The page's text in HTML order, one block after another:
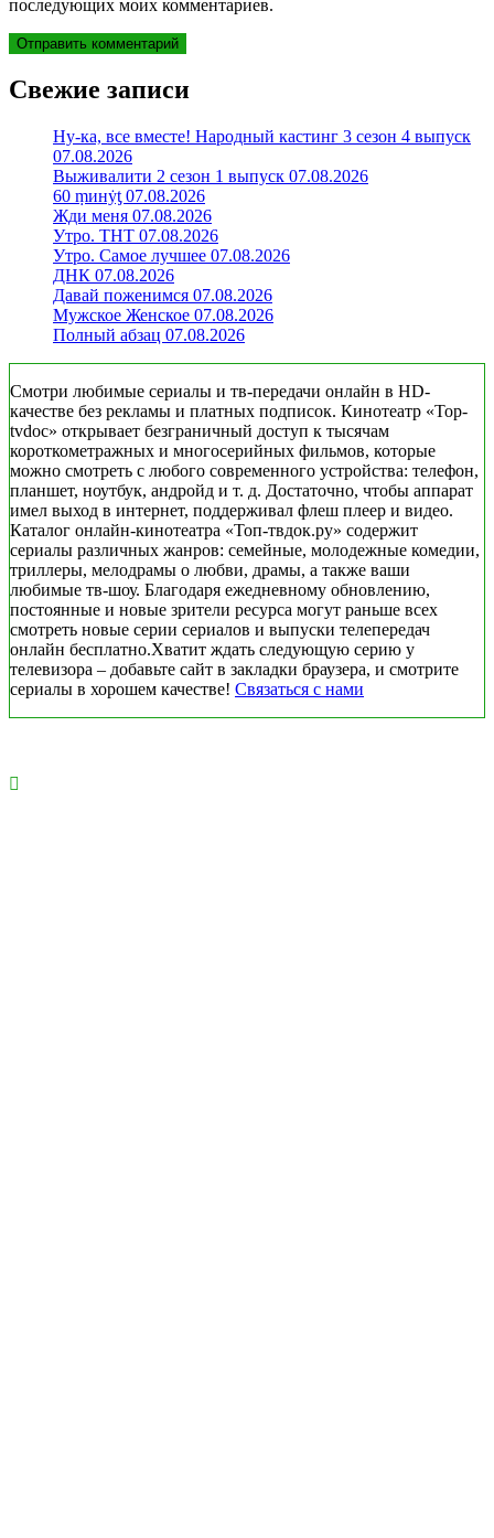
последующих моих комментариев.
Свежие записи
Ну-ка, все вместе! Народный кастинг 3 сезон 4 выпуск
07.08.2026
Выживалити 2 сезон 1 выпуск 07.08.2026
60 ṃинẏƫ 07.08.2026
Жди меня 07.08.2026
Утро. ТНТ 07.08.2026
Утро. Самое лучшее 07.08.2026
ДНК 07.08.2026
Давай поженимся 07.08.2026
Мужское Женское 07.08.2026
Полный абзац 07.08.2026
Смотри любимые сериалы и тв-передачи онлайн в HD-
качестве без рекламы и платных подписок. Кинотеатр «Top-
tvdoc» открывает безграничный доступ к тысячам
короткометражных и многосерийных фильмов, которые
можно смотреть с любого современного устройства: телефон,
планшет, ноутбук, андройд и т. д. Достаточно, чтобы аппарат
имел выход в интернет, поддерживал флеш плеер и видео.
Каталог онлайн-кинотеатра «Топ-твдок.ру» содержит
сериалы различных жанров: семейные, молодежные комедии,
триллеры, мелодрамы о любви, драмы, а также ваши
любимые тв-шоу. Благодаря ежедневному обновлению,
постоянные и новые зрители ресурса могут раньше всех
смотреть новые серии сериалов и выпуски телепередач
онлайн бесплатно.Хватит ждать следующую серию у
телевизора – добавьте сайт в закладки браузера, и смотрите
сериалы в хорошем качестве! Связаться с нами